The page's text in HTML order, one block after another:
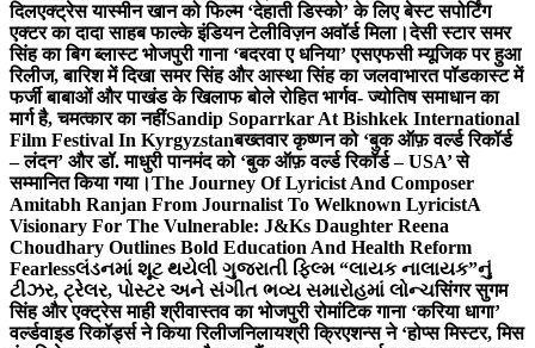
दिलएक्ट्रेस यास्मीन खान को फिल्म ‘देहाती डिस्को’ के लिए बेस्ट सपोर्टिंग
एक्टर का दादा साहब फाल्के इंडियन टेलीविज़न अवॉर्ड मिला।देसी स्टार समर
सिंह का बिग ब्लास्ट भोजपुरी गाना ‘बदरवा ए धनिया’ एसएफसी म्यूजिक पर हुआ
रिलीज, बारिश में दिखा समर सिंह और आस्था सिंह का जलवाभारत पॉडकास्ट में
फर्जी बाबाओं और पाखंड के खिलाफ बोले रोहित भार्गव- ज्योतिष समाधान का
मार्ग है, चमत्कार का नहींSandip Soparrkar At Bishkek International
Film Festival In Kyrgyzstanबख्तवार कृष्णन को ‘बुक ऑफ़ वर्ल्ड रिकॉर्ड
– लंदन’ और डॉ. माधुरी पानमंद को ‘बुक ऑफ़ वर्ल्ड रिकॉर्ड – USA’ से
सम्मानित किया गया।The Journey Of Lyricist And Composer
Amitabh Ranjan From Journalist To Welknown LyricistA
Visionary For The Vulnerable: J&Ks Daughter Reena
Choudhary Outlines Bold Education And Health Reform
Fearlessલંડનમાં શૂટ થયેલી ગુજરાતી ફિલ્મ “લાયક નાલાયક”નું
ટીઝર, ટ્રેલર, પોસ્ટર અને સંગીત ભવ્ય સમારોહમાં લોન્ચसिंगर सुगम
सिंह और एक्ट्रेस माही श्रीवास्तव का भोजपुरी रोमांटिक गाना ‘करिया धागा’
वर्ल्डवाइड रिकॉर्ड्स ने किया रिलीजनिलायश्री क्रिएशन्स ने ‘होप्स मिस्टर, मिस